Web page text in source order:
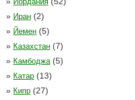
» Иран (2)
» Йемен (5)
» Казахстан (7)
» Камбоджа (5)
» Катар (13)
» Кипр (27)